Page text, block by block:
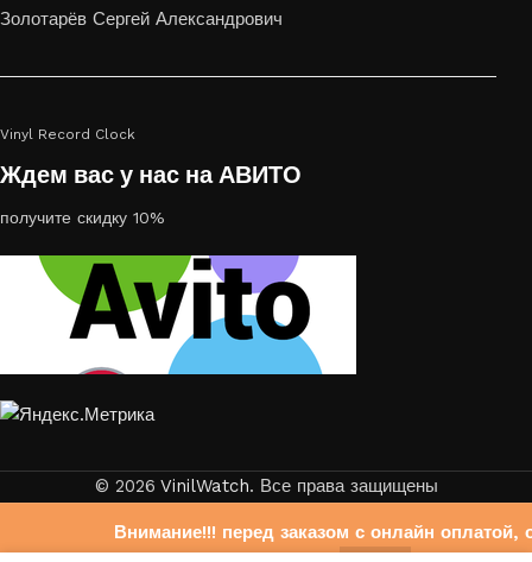
Внимание!!! перед заказом с онлайн оплатой,
Золотарёв Сергей Александрович
Vinyl Record Clock
Ждем вас у нас на АВИТО
получите скидку 10%
© 2026 VinilWatch. Все права защищены